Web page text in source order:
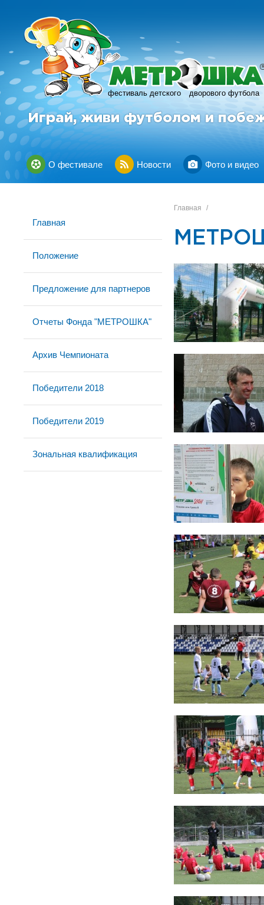
фестиваль детского дворового футбола
R
Играй, живи футболом и
О фестивале Новости Фото и видео
Главная
Положение
Предложение для партнеров
Отчеты Фонда "МЕТРОШКА"
Архив Чемпионата
Победители 2018
Победители 2019
Зональная квалификация
Главная /